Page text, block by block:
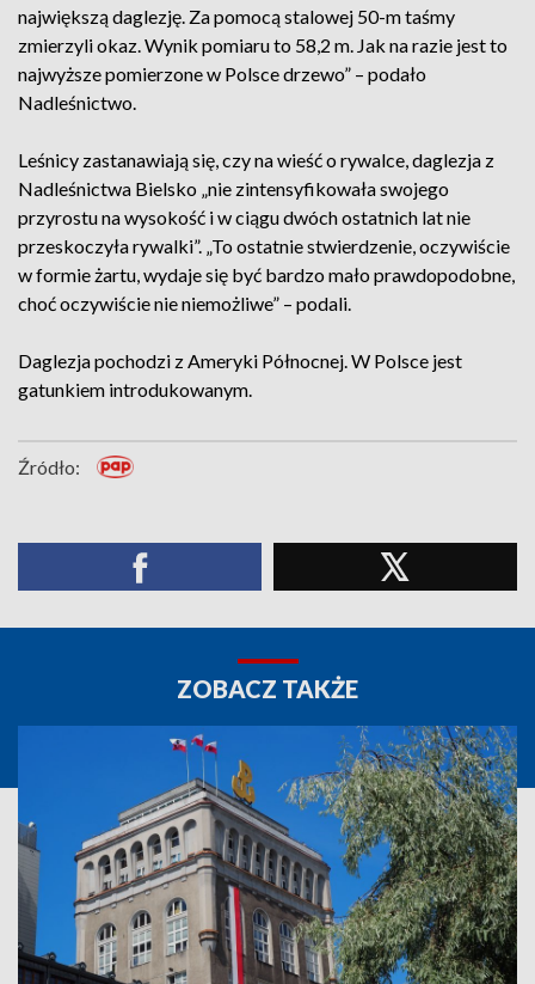
największą daglezję. Za pomocą stalowej 50-m taśmy
zmierzyli okaz. Wynik pomiaru to 58,2 m. Jak na razie jest to
najwyższe pomierzone w Polsce drzewo” – podało
Nadleśnictwo.
Leśnicy zastanawiają się, czy na wieść o rywalce, daglezja z
Nadleśnictwa Bielsko „nie zintensyfikowała swojego
przyrostu na wysokość i w ciągu dwóch ostatnich lat nie
przeskoczyła rywalki”. „To ostatnie stwierdzenie, oczywiście
w formie żartu, wydaje się być bardzo mało prawdopodobne,
choć oczywiście nie niemożliwe” – podali.
Daglezja pochodzi z Ameryki Północnej. W Polsce jest
gatunkiem introdukowanym.
Źródło:
ZOBACZ TAKŻE